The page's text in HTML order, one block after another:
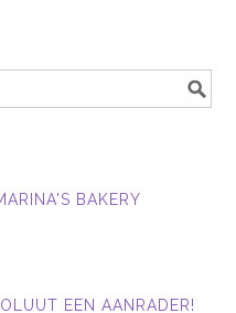
BAKERY
EEN AANRADER!